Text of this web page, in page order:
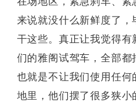
来说就没什么新鲜度了
干这些。真正让我觉得
们的雅阁试驾车，全部都
也就是不让我们使用任
地里，他们摆了很多狭小